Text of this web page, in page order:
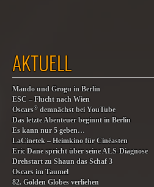
AKTUELL
Mando und Grogu in Berlin
ESC – Flucht nach Wien
Oscars® demnächst bei YouTube
Das letzte Abenteuer beginnt in Berlin
Es kann nur 5 geben…
LaCinetek – Heimkino für Cinéasten
Eric Dane spricht über seine ALS-Diagnose
Drehstart zu Shaun das Schaf 3
Oscars im Taumel
82. Golden Globes verliehen